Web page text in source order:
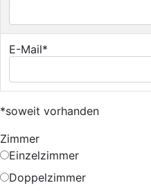
E-Mail*
*soweit vorhanden
Zimmer
Einzelzimmer
Doppelzimmer